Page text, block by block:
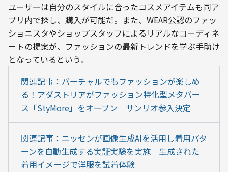
ユーザーは自分のスタイルに合ったコスメアイテムも同ア
プリ内で探し、購入が可能だ。また、WEAR公認のファッ
ショニスタやショップスタッフによるリアルなコーディネ
ートの提案が、ファッションの最新トレンドを学ぶ手助け
となっているという。
関連記事：バーチャルでもファッションが楽しめ
る！アダストリアがファッション特化型メタバー
ス「StyMore」をオープン　サンリオ参入決定
関連記事：ニッセンが画像生成AIを活用し着用パタ
ーンを自動生成する実証実験を実施　生成された
着用イメージで洋服を試着体験